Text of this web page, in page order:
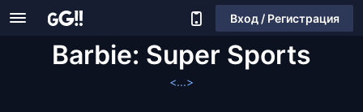
Вход / Регистрация
Barbie: Super Sports
<...>